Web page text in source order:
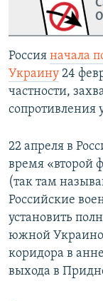
Россия начала
Украину 24
частности,
сопротивления
22 апреля в
время «второй
(так там
Российские
установить
южной
коридора в
выхода в